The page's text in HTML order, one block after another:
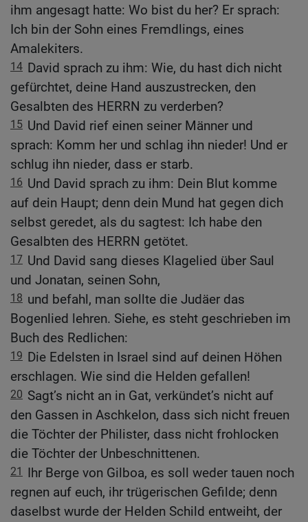
ihm angesagt hatte: Wo bist du her? Er sprach:
Ich bin der Sohn eines Fremdlings, eines
Amalekiters.
14 David sprach zu ihm: Wie, du hast dich nicht
gefürchtet, deine Hand auszustrecken, den
Gesalbten des HERRN zu verderben?
15 Und David rief einen seiner Männer und
sprach: Komm her und schlag ihn nieder! Und er
schlug ihn nieder, dass er starb.
16 Und David sprach zu ihm: Dein Blut komme
auf dein Haupt; denn dein Mund hat gegen dich
selbst geredet, als du sagtest: Ich habe den
Gesalbten des HERRN getötet.
17 Und David sang dieses Klagelied über Saul
und Jonatan, seinen Sohn,
18 und befahl, man sollte die Judäer das
Bogenlied lehren. Siehe, es steht geschrieben im
Buch des Redlichen:
19 Die Edelsten in Israel sind auf deinen Höhen
erschlagen. Wie sind die Helden gefallen!
20 Sagt’s nicht an in Gat, verkündet’s nicht auf
den Gassen in Aschkelon, dass sich nicht freuen
die Töchter der Philister, dass nicht frohlocken
die Töchter der Unbeschnittenen.
21
Ihr Berge von Gilboa, es soll weder tauen noch
regnen auf euch, ihr trügerischen Gefilde; denn
daselbst wurde der Helden Schild entweiht, der